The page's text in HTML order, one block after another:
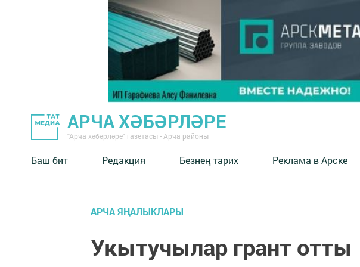
АРЧА ХӘБӘРЛӘРЕ
"Арча хәбәрләре" газетасы - Арча районы
Баш бит Редакция Безнең тарих Реклама в Арске
АРЧА ЯҢАЛЫКЛАРЫ
Укытучылар грант отты